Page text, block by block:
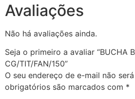
Avaliações
Não há avaliações ainda.
Seja o primeiro a avaliar “BUCHA
CG/TIT/FAN/150”
O seu endereço de e-mail não
obrigatórios são marcados com *